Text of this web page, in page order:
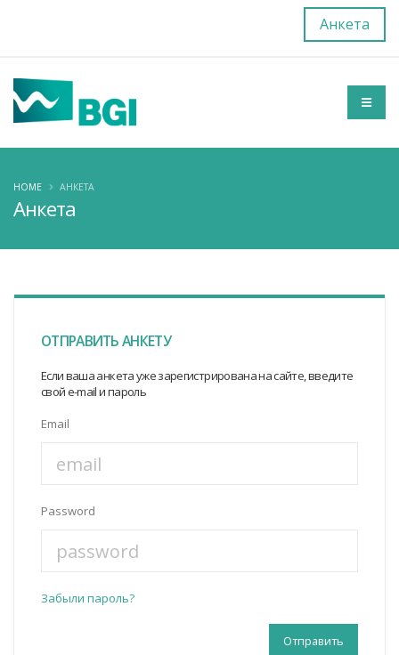
Анкета
Анкета
HOME АНКЕТА
ОТПРАВИТЬ АНКЕТУ
Если ваша анкета уже зарегистрирована на сайте, введите
свой e-mail и пароль
Email
Password
Забыли пароль?